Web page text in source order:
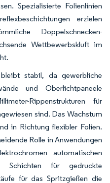
Spezialisierte Folienlinien
erzielen
Doppelschnecken-
Wettbewerbskluft im
stabil, da gewerbliche
und Oberlichtpaneele
Rippenstrukturen für
sind. Das Wachstum
in Richtung flexibler Folien.
Rolle in Anwendungen
automatischen
Schichten für gedruckte
für das Spritzgießen die